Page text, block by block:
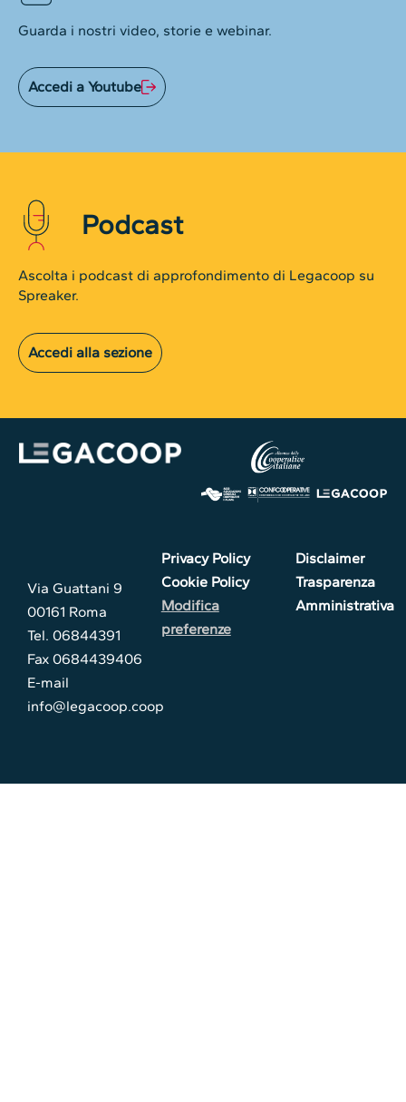
Guarda i nostri video, storie e webinar.
Accedi a Youtube
Podcast
Ascolta i podcast di approfondimento di Legacoop su
Spreaker.
Accedi alla sezione
Via Guattani 9
00161 Roma
Tel. 06844391
Fax 0684439406
E-mail
info@legacoop.coop
Privacy Policy
Cookie Policy
Modifica
preferenze
Disclaimer
Trasparenza
Amministrativa